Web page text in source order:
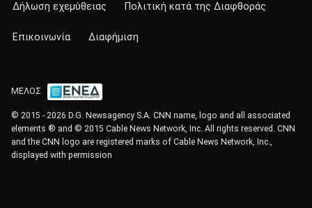
Δήλωση εχεμύθειας Πολιτική κατά της Διαφθοράς
Επικοινωνία Διαφήμιση
ΜΕΛΟΣ
© 2015 - 2026 D.G. Newsagency S.A. CNN name, logo and all associated
elements ® and © 2015 Cable News Network, Inc. All rights reserved. CNN
and the CNN logo are registered marks of Cable News Network, Inc.,
displayed with permission